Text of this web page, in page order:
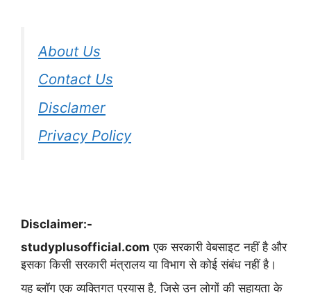
About Us
Contact Us
Disclamer
Privacy Policy
Disclaimer:-
studyplusofficial.com एक सरकारी वेबसाइट नहीं है और
इसका किसी सरकारी मंत्रालय या विभाग से कोई संबंध नहीं है।
यह ब्लॉग एक व्यक्तिगत प्रयास है, जिसे उन लोगों की सहायता के